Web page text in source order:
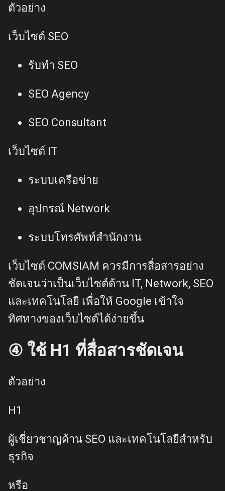
ตัวอย่าง
เว็บไซต์ SEO
รับทำ SEO
SEO Agency
SEO Consultant
เว็บไซต์ IT
ระบบเครือข่าย
อุปกรณ์ Network
ระบบโทรศัพท์สำนักงาน
เว็บไซต์ COMSIAM ควรมีการสื่อสารอย่าง
ชัดเจนว่าเป็นเว็บไซต์ด้าน IT, Network, SEO
และเทคโนโลยี เพื่อให้ Google เข้าใจ
ทิศทางของเว็บไซต์ได้ง่ายขึ้น
④ ใช้ H1 ที่สื่อสารชัดเจน
ตัวอย่าง
H1
ผู้เชี่ยวชาญด้าน SEO และเทคโนโลยีสำหรับ
ธุรกิจ
หรือ